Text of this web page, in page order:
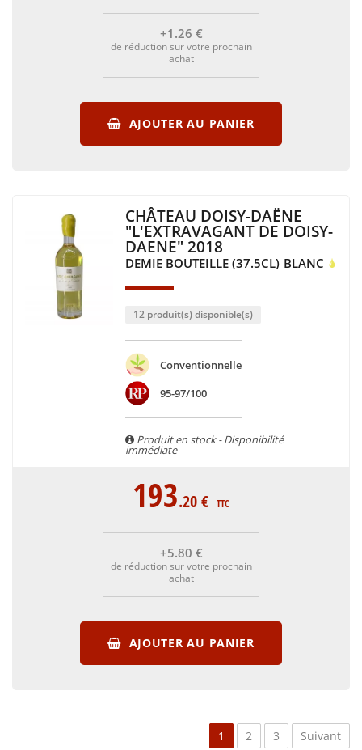
+1 .26 €
de réduction sur votre prochain
achat
AJOUTER AU PANIER
CHÂTEAU DOISY-DAËNE
"L'EXTRAVAGANT DE DOISY-
DAENE" 2018
DEMIE BOUTEILLE (37.5CL) BLANC
12 produit(s) disponible(s)
Conventionnelle
95-97/100
Produit en stock - Disponibilité
immédiate
193.20€ TTC
+5.80 €
de réduction sur votre prochain
achat
AJOUTER AU PANIER
1 2 3 Suivant